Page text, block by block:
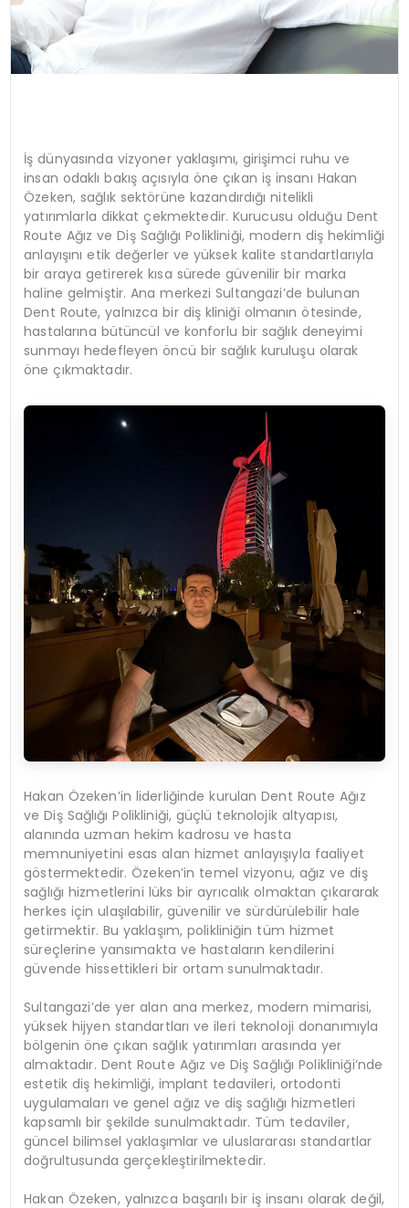
İş dünyasında vizyoner yaklaşımı, girişimci ruhu ve
insan odaklı bakış açısıyla öne çıkan iş insanı Hakan
Özeken, sağlık sektörüne kazandırdığı nitelikli
yatırımlarla dikkat çekmektedir. Kurucusu olduğu Dent
Route Ağız ve Diş Sağlığı Polikliniği, modern diş hekimliği
anlayışını etik değerler ve yüksek kalite standartlarıyla
bir araya getirerek kısa sürede güvenilir bir marka
haline gelmiştir. Ana merkezi Sultangazi’de bulunan
Dent Route, yalnızca bir diş kliniği olmanın ötesinde,
hastalarına bütüncül ve konforlu bir sağlık deneyimi
sunmayı hedefleyen öncü bir sağlık kuruluşu olarak
öne çıkmaktadır.
Hakan Özeken’in liderliğinde kurulan Dent Route Ağız
ve Diş Sağlığı Polikliniği, güçlü teknolojik altyapısı,
alanında uzman hekim kadrosu ve hasta
memnuniyetini esas alan hizmet anlayışıyla faaliyet
göstermektedir. Özeken’in temel vizyonu, ağız ve diş
sağlığı hizmetlerini lüks bir ayrıcalık olmaktan çıkararak
herkes için ulaşılabilir, güvenilir ve sürdürülebilir hale
getirmektir. Bu yaklaşım, polikliniğin tüm hizmet
süreçlerine yansımakta ve hastaların kendilerini
güvende hissettikleri bir ortam sunulmaktadır.
Sultangazi’de yer alan ana merkez, modern mimarisi,
yüksek hijyen standartları ve ileri teknoloji donanımıyla
bölgenin öne çıkan sağlık yatırımları arasında yer
almaktadır. Dent Route Ağız ve Diş Sağlığı Polikliniği’nde
estetik diş hekimliği, implant tedavileri, ortodonti
uygulamaları ve genel ağız ve diş sağlığı hizmetleri
kapsamlı bir şekilde sunulmaktadır. Tüm tedaviler,
güncel bilimsel yaklaşımlar ve uluslararası standartlar
doğrultusunda gerçekleştirilmektedir.
Hakan Özeken, yalnızca başarılı bir iş insanı olarak değil,